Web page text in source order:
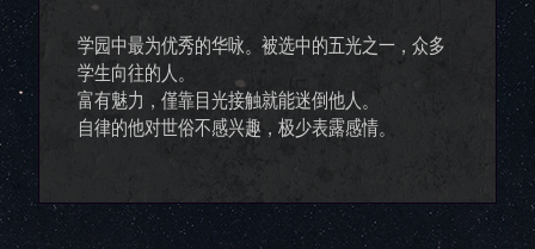
学园中最为优秀的华咏。被选中的五光之一，众多
学生向往的人。
富有魅力，僅靠目光接触就能迷倒他人。
自律的他对世俗不感兴趣，极少表露感情。